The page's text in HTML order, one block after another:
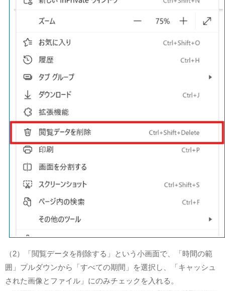
（2）「閲覧データを削除する」という小画面で、「時間の範
囲」プルダウンから「すべての期間」を選択し、「キャッシュ
された画像とファイル」にのみチェックを入れる。